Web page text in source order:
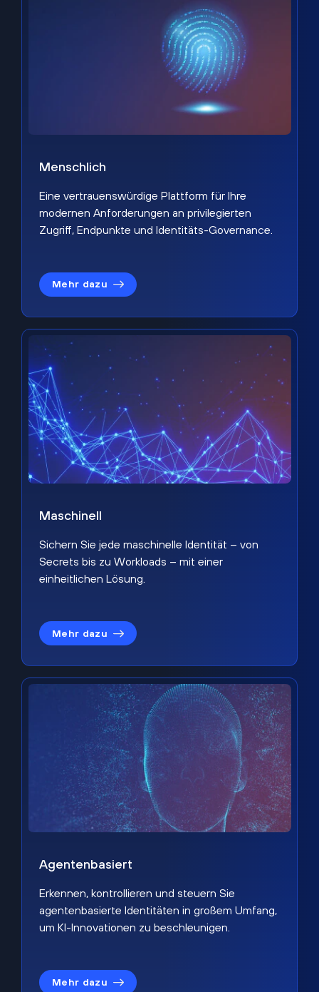
Menschlich
Eine vertrauenswürdige Plattform für Ihre
modernen Anforderungen an privilegierten
Zugriff, Endpunkte und Identitäts-Governance.
Mehr dazu
Maschinell
Sichern Sie jede maschinelle Identität – von
Secrets bis zu Workloads – mit einer
einheitlichen Lösung.
Mehr dazu
Agentenbasiert
Erkennen, kontrollieren und steuern Sie
agentenbasierte Identitäten in großem Umfang,
um KI-Innovationen zu beschleunigen.
Mehr dazu